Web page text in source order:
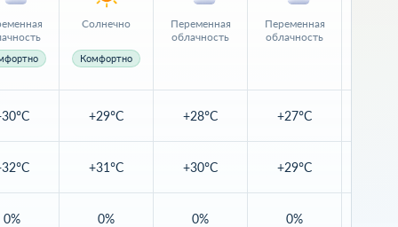
0%
Солнечно
Комфортно
+29°C
+31°C
0%
Переменная
облачность
+28°C
+30°C
0%
Переменная
облачность
+27°C
+29°C
0%